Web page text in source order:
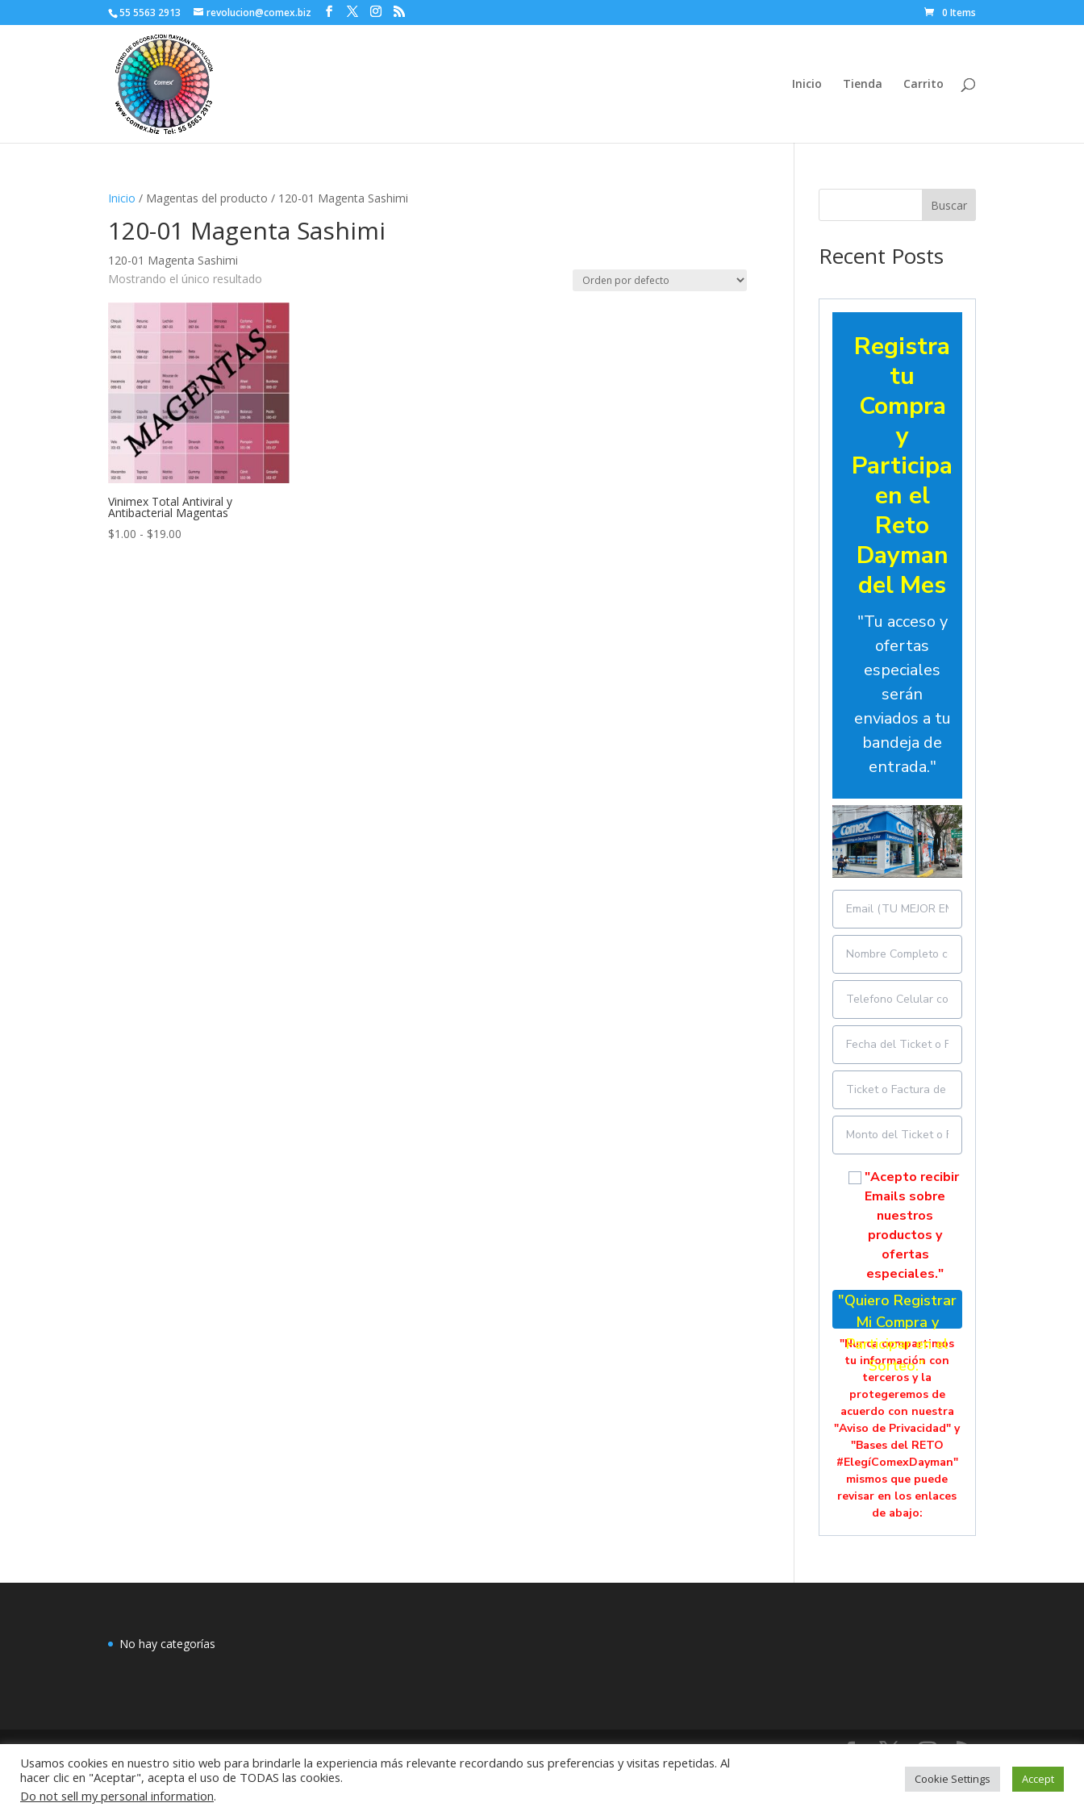
55 5563 2913 revolucion@comex.biz 0 Items
Inicio Tienda Carrito
Inicio / Magentas del producto / 120-01 Magenta Sashimi
120-01 Magenta Sashimi
120-01 Magenta Sashimi
Mostrando el único resultado
Vinimex Total Antiviral y
Antibacterial Magentas
$1.00 - $19.00
Buscar
Recent Posts
Registra
tu
Compra
y
Participa
en el
Reto
Dayman
del Mes
"Tu acceso y
ofertas
especiales
serán
enviados a tu
bandeja de
entrada."
"Acepto recibir
Emails sobre
nuestros
productos y
ofertas
especiales."
"Quiero Registrar
Mi Compra y
Participar en el
Sorteo."
"Nunca compartimos
tu información con
terceros y la
protegeremos de
acuerdo con nuestra
"Aviso de Privacidad" y
"Bases del RETO
#ElegíComexDayman"
mismos que puede
revisar en los enlaces
de abajo:
No hay categorías
COMEX: "Centro de Decoración Dayman Revolución" Pedidos: 55 5563 2913 y 55 5563 1186 Rubens # 3, Esquina Revolución, Colonia Mixcoac, C.P. 03910, CDMX,
México
Usamos cookies en nuestro sitio web para brindarle la experiencia más relevante recordando sus preferencias y visitas repetidas. Al
hacer clic en "Aceptar", acepta el uso de TODAS las cookies.
Do not sell my personal information.
Cookie Settings Accept